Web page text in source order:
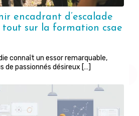
encadrant d’escalade
sur la formation csae
connaît un essor remarquable,
de passionnés désireux […]